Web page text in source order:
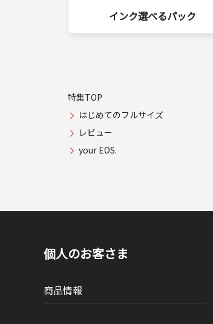
インク選べるパック
特集TOP
はじめてのフルサイズ
レビュー
your EOS.
個人のお客さま
商品情報